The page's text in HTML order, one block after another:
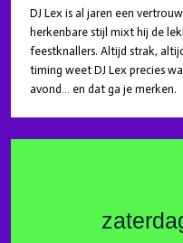
DJ Lex is al jaren een
herkenbare stijl mixt hij de
feestknallers. Altijd strak,
timing weet DJ Lex precies
avond… en dat ga je merken.